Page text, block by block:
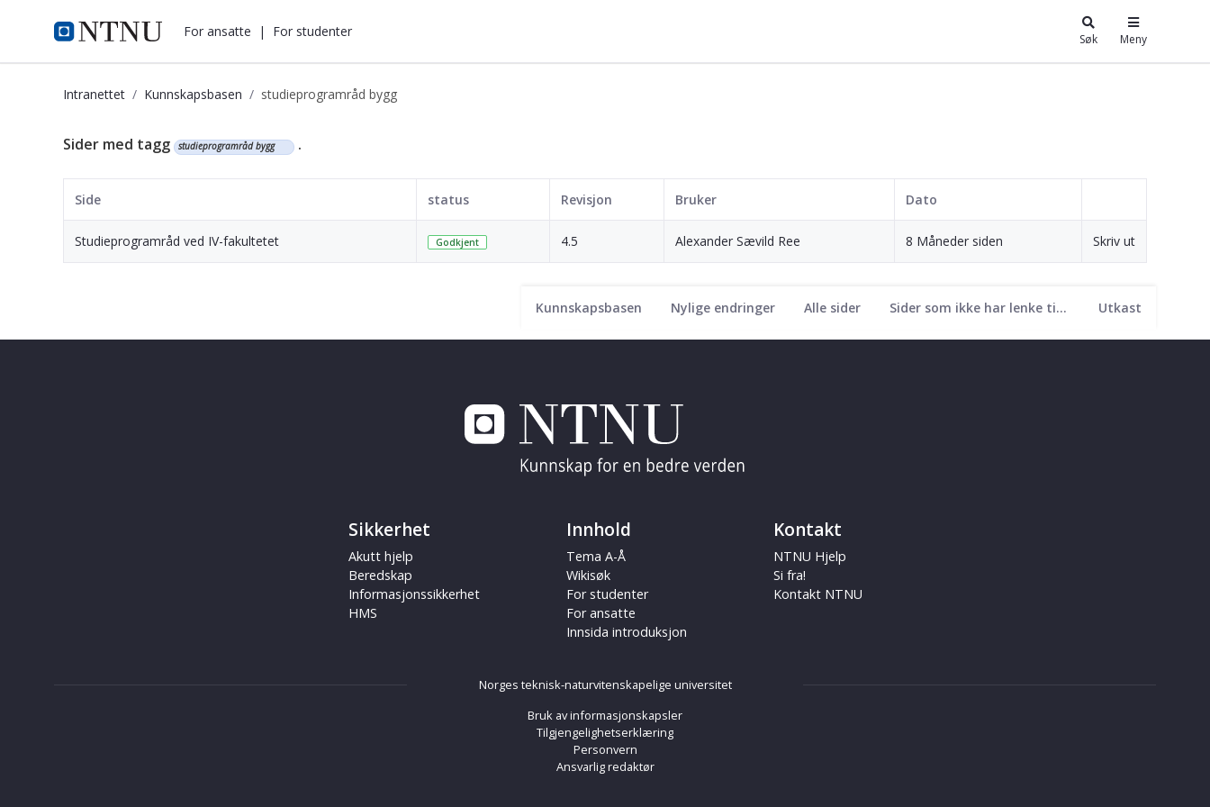
i.ntnu.no For ansatte | For studenter Søk Meny
Intranettet Kunnskapsbasen studieprogramråd bygg
Kunnskapsbasen
Kunnskapsbasen Nylige endringer Alle sider Sider som ikke har lenke til seg Utkast
Sider med tagg studieprogramråd bygg .
Side status Revisjon Bruker Dato
Studieprogramråd ved IV-fakultetet Godkjent 4.5 Alexander Sævild Ree 8 Måneder siden Skriv ut
Sikkerhet
Akutt hjelp
Beredskap
Informasjonssikkerhet
HMS
Innhold
Tema A-Å
Wikisøk
For studenter
For ansatte
Innsida introduksjon
Kontakt
NTNU Hjelp
Si fra!
Kontakt NTNU
Norges teknisk-naturvitenskapelige universitet
Bruk av informasjonskapsler
Tilgjengelighetserklæring
Personvern
Ansvarlig redaktør